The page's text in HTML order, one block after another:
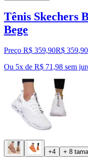
Tênis Skechers
Bege
Preço R$ 359,90R$ 359,90
Ou 5x de R$ 71,98 sem
+4 + 8